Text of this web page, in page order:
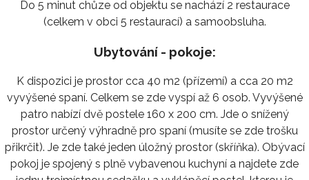
Do 5 minut chůze od objektu se nachází 2 restaurace
(celkem v obci 5 restaurací) a samoobsluha.
Ubytování - pokoje:
K dispozici je prostor cca 40 m2 (přízemí) a cca 20 m2
vyvýšené spaní. Celkem se zde vyspí až 6 osob. Vyvýšené
patro nabízí dvě postele 160 x 200 cm. Jde o snížený
prostor určený výhradně pro spaní (musíte se zde trošku
přikrčit). Je zde také jeden úložný prostor (skříňka). Obývací
pokoj je spojený s plně vybavenou kuchyní a najdete zde